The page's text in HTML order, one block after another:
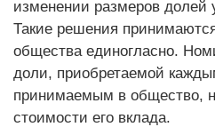
изменении размеров долей
Такие решения
общества единогласно.
доли, приобретаемой
принимаемым в общество,
стоимости его вклада.